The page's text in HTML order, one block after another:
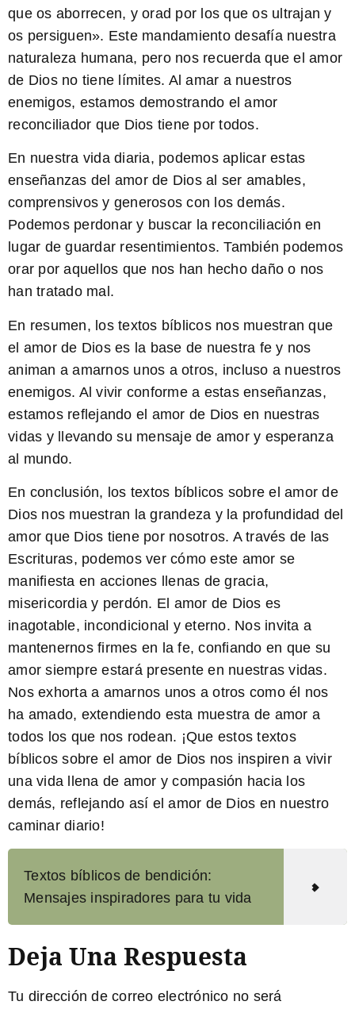
que os aborrecen, y orad por los que os ultrajan y
os persiguen». Este mandamiento desafía nuestra
naturaleza humana, pero nos recuerda que el amor
de Dios no tiene límites. Al amar a nuestros
enemigos, estamos demostrando el amor
reconciliador que Dios tiene por todos.
En nuestra vida diaria, podemos aplicar estas
enseñanzas del amor de Dios al ser amables,
comprensivos y generosos con los demás.
Podemos perdonar y buscar la reconciliación en
lugar de guardar resentimientos. También podemos
orar por aquellos que nos han hecho daño o nos
han tratado mal.
En resumen, los textos bíblicos nos muestran que
el amor de Dios es la base de nuestra fe y nos
animan a amarnos unos a otros, incluso a nuestros
enemigos. Al vivir conforme a estas enseñanzas,
estamos reflejando el amor de Dios en nuestras
vidas y llevando su mensaje de amor y esperanza
al mundo.
En conclusión, los textos bíblicos sobre el amor de
Dios nos muestran la grandeza y la profundidad del
amor que Dios tiene por nosotros. A través de las
Escrituras, podemos ver cómo este amor se
manifiesta en acciones llenas de gracia,
misericordia y perdón. El amor de Dios es
inagotable, incondicional y eterno. Nos invita a
mantenernos firmes en la fe, confiando en que su
amor siempre estará presente en nuestras vidas.
Nos exhorta a amarnos unos a otros como él nos
ha amado, extendiendo esta muestra de amor a
todos los que nos rodean. ¡Que estos textos
bíblicos sobre el amor de Dios nos inspiren a vivir
una vida llena de amor y compasión hacia los
demás, reflejando así el amor de Dios en nuestro
caminar diario!
Textos bíblicos de bendición:
Mensajes inspiradores para tu vida
Deja Una Respuesta
Tu dirección de correo electrónico no será